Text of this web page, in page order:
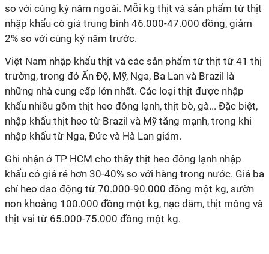
so với cùng kỳ năm ngoái. Mỗi kg thịt và sản phẩm từ thịt
nhập khẩu có giá trung bình 46.000-47.000 đồng, giảm
2% so với cùng kỳ năm trước.
Việt Nam nhập khẩu thịt và các sản phẩm từ thịt từ 41 thị
trường, trong đó Ấn Độ, Mỹ, Nga, Ba Lan và Brazil là
những nhà cung cấp lớn nhất. Các loại thịt được nhập
khẩu nhiều gồm thịt heo đông lạnh, thịt bò, gà... Đặc biệt,
nhập khẩu thịt heo từ Brazil và Mỹ tăng mạnh, trong khi
nhập khẩu từ Nga, Đức và Hà Lan giảm.
Ghi nhận ở TP HCM cho thấy thịt heo đông lạnh nhập
khẩu có giá rẻ hơn 30-40% so với hàng trong nước. Giá ba
chỉ heo dao động từ 70.000-90.000 đồng một kg, sườn
non khoảng 100.000 đồng một kg, nạc dăm, thịt mông và
thịt vai từ 65.000-75.000 đồng một kg.